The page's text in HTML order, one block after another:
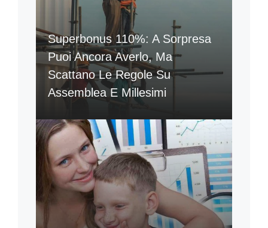
Superbonus 110%: A Sorpresa
Puoi Ancora Averlo, Ma
Scattano Le Regole Su
Assemblea E Millesimi